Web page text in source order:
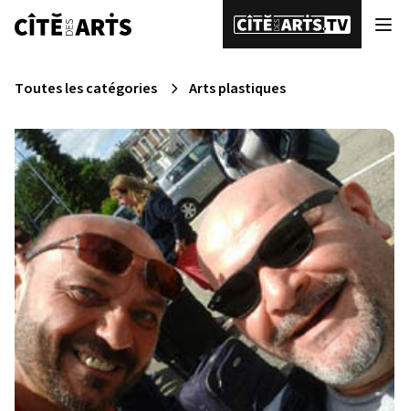
Toutes les catégories Arts plastiques